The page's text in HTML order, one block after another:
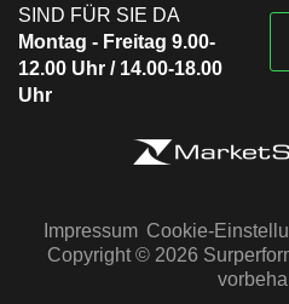
SIND FÜR SIE DA
Montag - Freitag 9.00-
12.00 Uhr / 14.00-18.00
Uhr
Impressum Cookie-
Copyright © 2026